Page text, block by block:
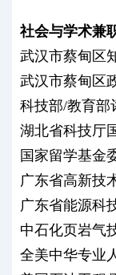
社会与学术兼
武汉市蔡甸区
武汉市蔡甸区
科技部/教育部
湖北省科技厅
国家留学基金
广东省高新技
广东省能源科
中石化页岩气
全美中华专业